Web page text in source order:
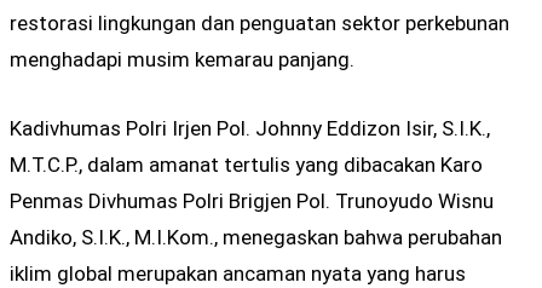
restorasi lingkungan dan penguatan sektor perkebunan
menghadapi musim kemarau panjang.
Kadivhumas Polri Irjen Pol. Johnny Eddizon Isir, S.I.K.,
M.T.C.P., dalam amanat tertulis yang dibacakan Karo
Penmas Divhumas Polri Brigjen Pol. Trunoyudo Wisnu
Andiko, S.I.K., M.I.Kom., menegaskan bahwa perubahan
iklim global merupakan ancaman nyata yang harus